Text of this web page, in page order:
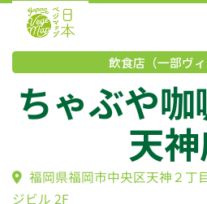
飲食店（一部
ちゃぶや
天
福岡県福岡市中央区天神２